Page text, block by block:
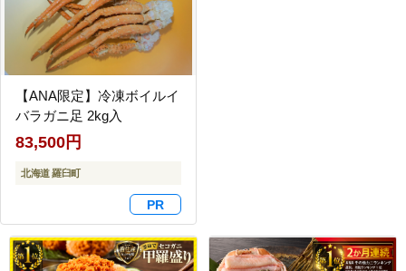
【ANA限定】冷凍ボイルイ
バラガニ足 2kg入
83,500円
北海道 羅臼町